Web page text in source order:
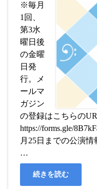
※毎月
1回、
第3水
曜日後
の金曜
日発
行。メ
ールマ
ガジン
の登録はこちらの
https://forms.gle/
月25日までの公演
…
続きを読む